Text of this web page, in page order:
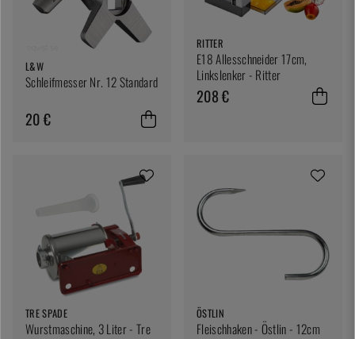
L&W
Schleifmesser Nr. 12 Standard
20 €
RITTER
E18 Allesschneider 17cm,
Linkslenker - Ritter
208 €
TRE SPADE
Wurstmaschine, 3 Liter - Tre
ÖSTLIN
Fleischhaken - Östlin - 12cm